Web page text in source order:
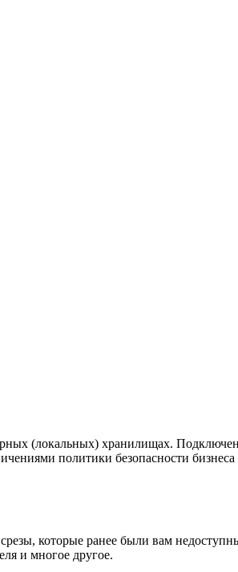
(локальных) хранилищах.
политики безопасности
которые ранее были вам
и многое другое.